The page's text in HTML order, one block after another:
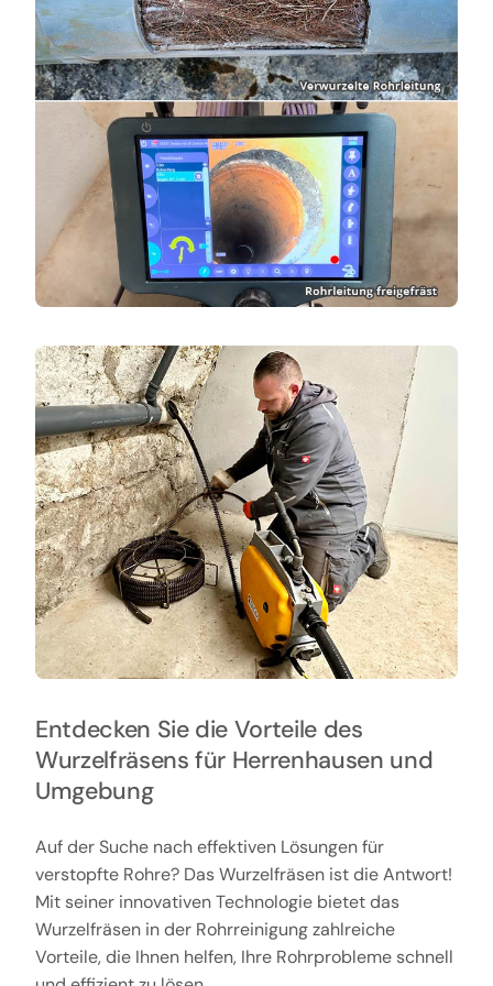
Entdecken Sie die Vorteile des
Wurzelfräsens für Herrenhausen und
Umgebung
Auf der Suche nach effektiven Lösungen für
verstopfte Rohre? Das Wurzelfräsen ist die Antwort!
Mit seiner innovativen Technologie bietet das
Wurzelfräsen in der Rohrreinigung zahlreiche
Vorteile, die Ihnen helfen, Ihre Rohrprobleme schnell